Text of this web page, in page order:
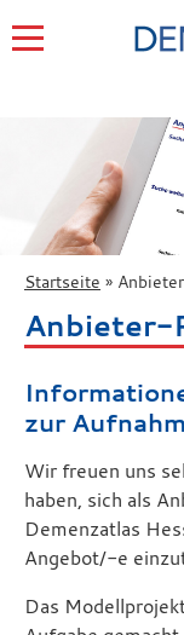
Startseite
Anbieter-
zur
Wir freuen uns
haben, sich als
Demenzatlas
Angebot/-e
Das